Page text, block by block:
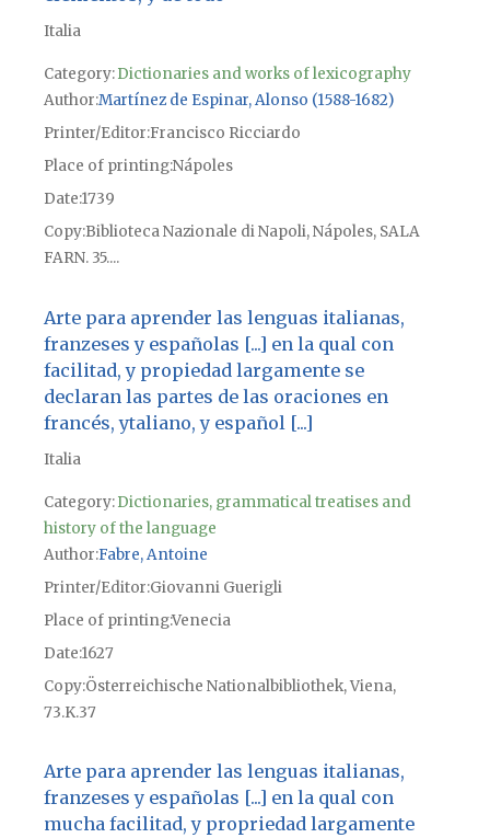
Italia
Category:Dictionaries and works of lexicography
Author Martínez de Espinar, Alonso (1588-1682)
Printer/Editor Francisco Ricciardo
Place of printingNápoles
Date1739
CopyBiblioteca Nazionale di Napoli, Nápoles, SALA
FARN. 35....
Arte para aprender las lenguas italianas,
franzeses y españolas [...] en la qual con
facilitad, y propiedad largamente se
declaran las partes de las oraciones en
francés, ytaliano, y español [...]
Italia
Category:Dictionaries, grammatical treatises and
history of the language
Author Fabre, Antoine
Printer/Editor Giovanni Guerigli
Place of printingVenecia
Date1627
CopyÖsterreichische Nationalbibliothek, Viena,
73.K.37
Arte para aprender las lenguas italianas,
franzeses y españolas [...] en la qual con
mucha facilitad, y propriedad largamente